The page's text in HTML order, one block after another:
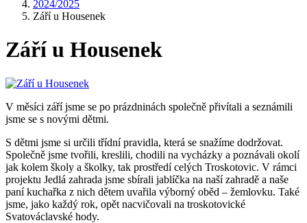
2024/2025
Září u Housenek
Září u Housenek
V měsíci září jsme se po prázdninách společně přivítali a seznámili
jsme se s novými dětmi.
S dětmi jsme si určili třídní pravidla, která se snažíme dodržovat.
Společně jsme tvořili, kreslili, chodili na vycházky a poznávali okolí
jak kolem školy a školky, tak prostředí celých Troskotovic. V rámci
projektu Jedlá zahrada jsme sbírali jablíčka na naší zahradě a naše
paní kuchařka z nich dětem uvařila výborný oběd – žemlovku. Také
jsme, jako každý rok, opět nacvičovali na troskotovické
Svatováclavské hody.